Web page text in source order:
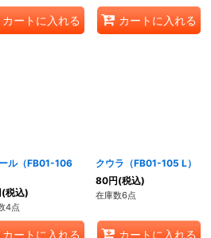
カートに入れる カートに入れる
ル（FB01-106
(税込)
4点
カートに入れる
クウラ（FB01-105 L）
80円(税込)
在庫数6点
カートに入れる